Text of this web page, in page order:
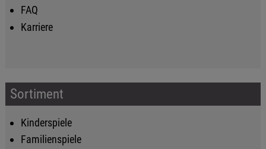
FAQ
Karriere
Sortiment
Kinderspiele
Familienspiele